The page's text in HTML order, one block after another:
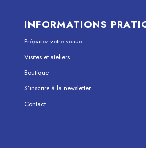
INFORMATIONS
Préparez votre venue
Visites et ateliers
Boutique
S’inscrire à la newsletter
Contact